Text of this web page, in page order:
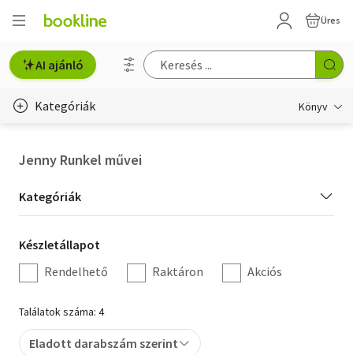
Üres
AI ajánló
Kategóriák Könyv
Hobbi, szabadidő
Irodalom
Művészet
Szakkönyv
Jenny Runkel művei
Kategória
szűrés
Kategóriák
Készletállapot
szűrés
Készletállapot
Rendelhető
Raktáron Akciós
Találatok száma: 4
Eladott darabszám szerint